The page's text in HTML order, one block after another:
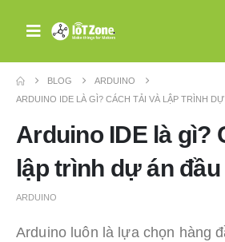
BLOG
ARDUINO
ARDUINO IDE LÀ GÌ? CÁCH TẢI VÀ LẬP TRÌNH
Arduino IDE là gì?
lập trình dự án
ARDUINO
Arduino luôn là lựa chọn hàng